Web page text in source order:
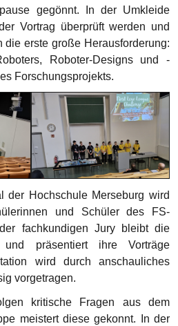
gegönnt. In der Umkleide
Vortrag überprüft werden und
die erste große Herausforderung:
Roboter-Designs und -
Forschungsprojekts.
der Hochschule Merseburg wird
und Schüler des FS-
fachkundigen Jury bleibt die
und präsentiert ihre Vorträge
wird durch anschauliches
vorgetragen.
kritische Fragen aus dem
meistert diese gekonnt. In der